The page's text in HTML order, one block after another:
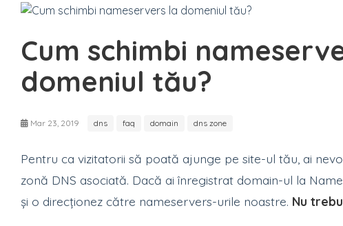
Cum schimbi
domeniul tău?
Mar 23, 2019 dns faq domain dns zone
Pentru ca vizitatorii să poată ajunge pe site-ul tău, ai
zonă DNS asociată. Dacă ai înregistrat domain-ul la
și o direcționez către nameservers-urile noastre. Nu